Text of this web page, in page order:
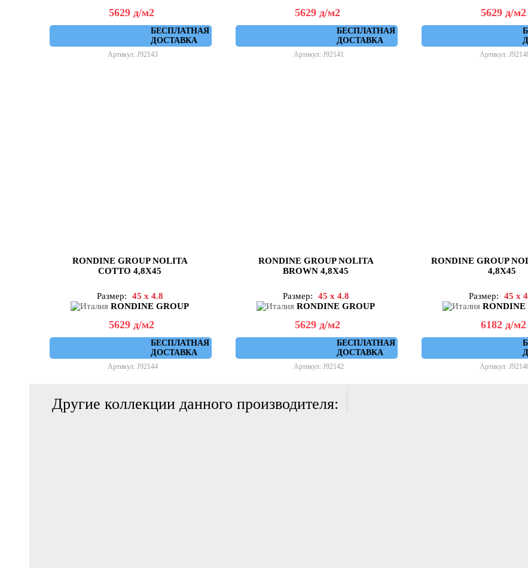
5629 д/м2
БЕСПЛАТНАЯ
ДОСТАВКА
Артикул: J92143
5629 д/м2
БЕСПЛАТНАЯ
ДОСТАВКА
Артикул: J92141
5629 д/м2
Артикул:
RONDINE GROUP NOLITA
COTTO 4,8X45
Размер:
45 x 4.8
RONDINE GROUP
5629 д/м2
БЕСПЛАТНАЯ
ДОСТАВКА
Артикул: J92144
RONDINE GROUP NOLITA
BROWN 4,8X45
Размер:
45 x 4.8
RONDINE GROUP
5629 д/м2
БЕСПЛАТНАЯ
ДОСТАВКА
Артикул: J92142
RONDINE GROUP
4,8X45
Размер:
45 x
RONDINE
6182 д/м2
Артикул:
Другие коллекции данного производителя: